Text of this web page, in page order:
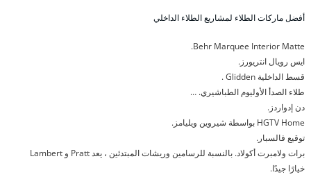
أفضل ماركات الطلاء لمشاريع الطلاء الداخلي
Behr Marquee Interior Matte.
ايس رويال انتريورز.
قسط الداخلية Glidden .
طلاء الصدأ الأوليوم الطباشيري. …
دن إدواردز.
HGTV Home بواسطة شيروين ويليامز.
توقيع فالسبار.
برات ولامبرت أكولاد. بالنسبة للرسامين وريشات المبتدئين ، يعد Pratt و Lambert
خيارًا جيدًا.